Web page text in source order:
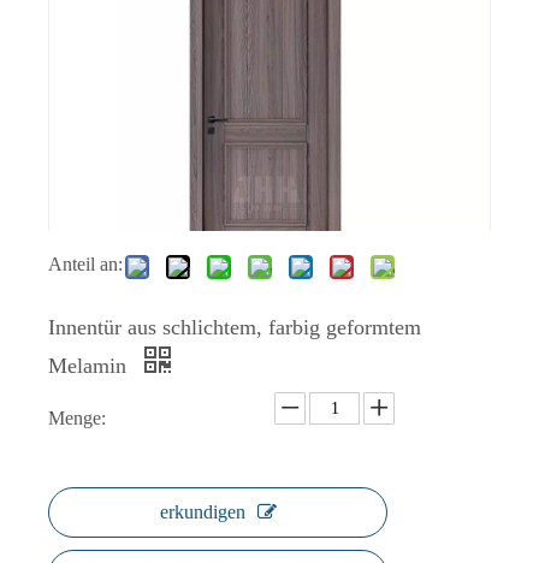
Anteil an:
Innentür aus schlichtem, farbig geformtem
Melamin
Menge:
erkundigen